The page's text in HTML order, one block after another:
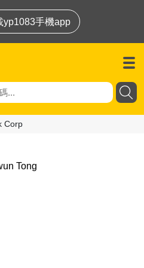
yp1083手機app
Corp
Tong